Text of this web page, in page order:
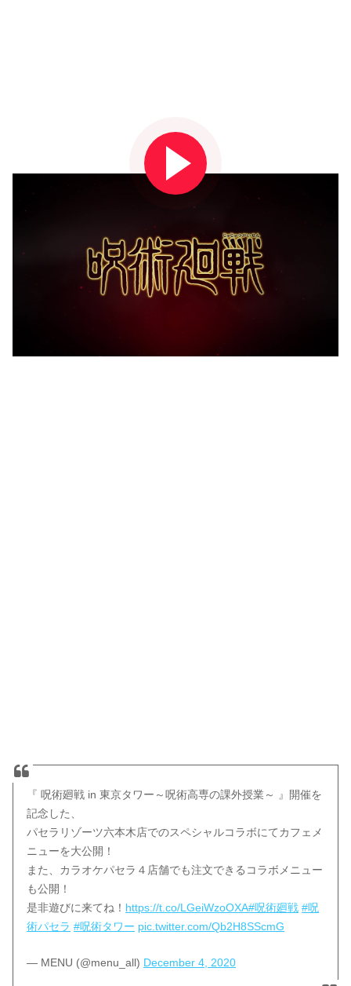
『 呪術廻戦 in 東京タワー～呪術高専の課外授業～ 』開催を
記念した、
パセラリゾーツ六本木店でのスペシャルコラボにてカフェメ
ニューを大公開！
また、カラオケパセラ４店舗でも注文できるコラボメニュー
も公開！
是非遊びに来てね！ https://t.co/LGeiWzoOXA#呪術廻戦 #呪
術パセラ #呪術タワー pic.twitter.com/Qb2H8SScmG
— MENU (@menu_all) December 4, 2020